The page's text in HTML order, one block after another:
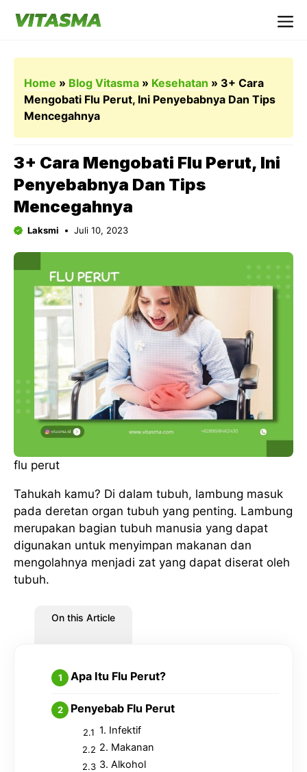
Home » Blog Vitasma » Kesehatan » 3+ Cara
Mengobati Flu Perut, Ini Penyebabnya Dan Tips
Mencegahnya
3+ Cara Mengobati Flu Perut, Ini
Penyebabnya Dan Tips
Mencegahnya
Laksmi Juli 10, 2023
flu perut
Tahukah kamu? Di dalam tubuh, lambung masuk
pada deretan organ tubuh yang penting. Lambung
merupakan bagian tubuh manusia yang dapat
digunakan untuk menyimpan makanan dan
mengolahnya menjadi zat yang dapat diserat oleh
tubuh.
On this Article
Apa Itu Flu Perut?
Penyebab Flu Perut
1. Infektif
2. Makanan
3. Alkohol